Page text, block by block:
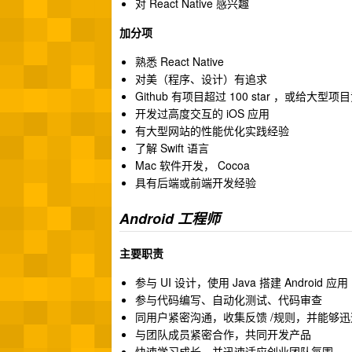
加分项
熟悉 React Native
对美（程序、设计）有追求
Github 有项目超过 100 star ，或给大型项
开发过高度交互的 iOS 应用
有大型网站的性能优化实践经验
了解 Swift 语言
Mac 软件开发， Cocoa
具有后端或前端开发经验
Android 工程师
主要职责
参与 UI 设计，使用 Java 搭建 Android 应用
参与代码编写、自动化测试、代码审查
同用户紧密沟通，收集反馈 /规则，并能够
与团队成员紧密合作，共同开发产品